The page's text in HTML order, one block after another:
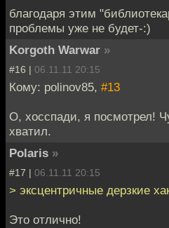
благодаря этим
проблемы уже не будет-:)
Korgoth Warwar »
#16 | 06.11.11 20:15
Кому: polinov85, #13
О, хосспади, я посмотрел!
хватил.
Polaris »
#17 | 06.11.11 20:15
> эксцентричные дерзкие
Это отлично!